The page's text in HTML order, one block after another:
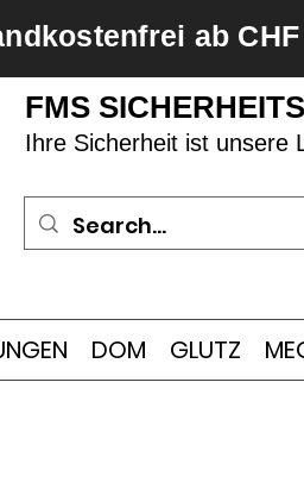
ab CHF
FMS
Ihre Sicherheit ist unsere
DOM GLUTZ